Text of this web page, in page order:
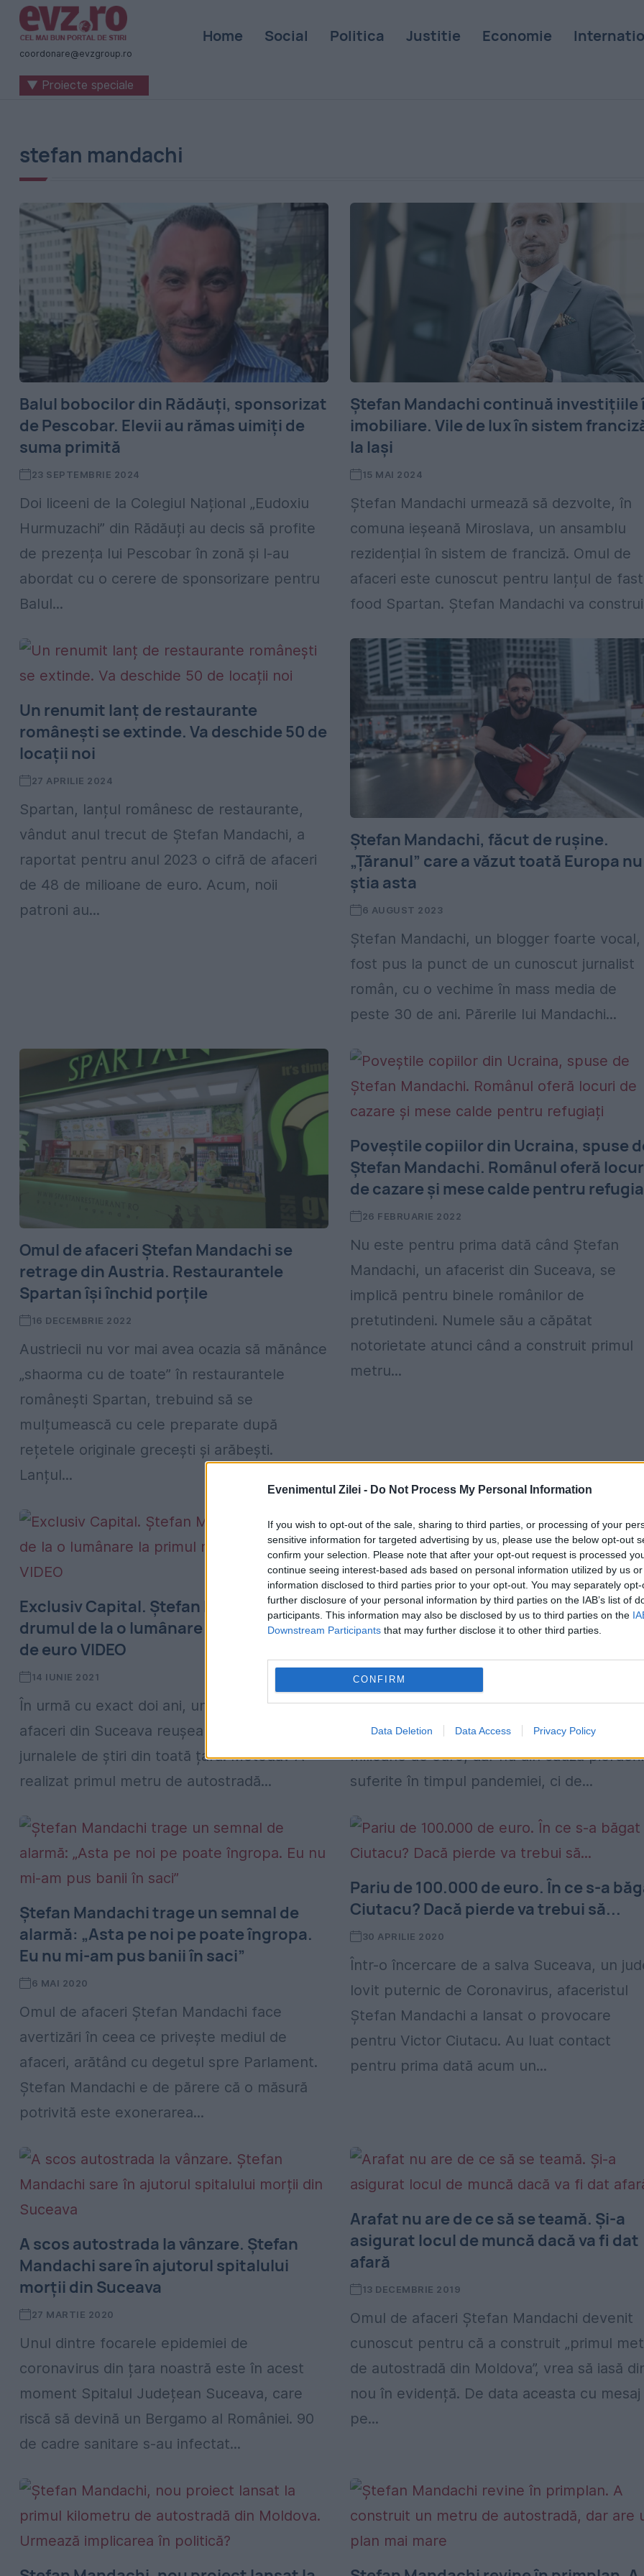
Evenimentul Zilei - Do Not Process My Personal Information
If you wish to opt-out of the sale, sharing to third parties, or processing of your
sensitive information for targeted advertising by us, please use the below opt-out
confirm your selection. Please note that after your opt-out request is processed
continue seeing interest-based ads based on personal information utilized by us
information disclosed to third parties prior to your opt-out. You may separately
further disclosure of your personal information by third parties on the IAB’s list of
participants. This information may also be disclosed by us to third parties on the
Downstream Participants that may further disclose it to other third parties.
CONFIRM
Data Deletion Data Access Privacy Policy
Știri
naționale
internaționale
România
-
Zilei
coordonare@evzgroup.ro
Home Social Politica Justitie Economie
▼ Proiecte speciale
stefan mandachi
Balul bobocilor din Rădăuți, sponsorizat
de Pescobar. Elevii au rămas uimiți de
suma primită
23 SEPTEMBRIE 2024
Doi liceeni de la Colegiul Național „Eudoxiu
Hurmuzachi” din Rădăuți au decis să profite
de prezența lui Pescobar în zonă și l-au
abordat cu o cerere de sponsorizare pentru
Balul...
Ștefan Mandachi continuă investițiile
imobiliare. Vile de lux în sistem
la Iași
15 MAI 2024
Ștefan Mandachi urmează să dezvolte, în
comuna ieșeană Miroslava, un ansamblu
rezidențial în sistem de franciză. Omul de
afaceri este cunoscut pentru lanțul de
food Spartan. Ștefan Mandachi va
Un renumit lanț de restaurante
românești se extinde. Va deschide 50 de
locații noi
27 APRILIE 2024
Spartan, lanțul românesc de restaurante,
vândut anul trecut de Ștefan Mandachi, a
raportat pentru anul 2023 o cifră de afaceri
de 48 de milioane de euro. Acum, noii
patroni au...
Ștefan Mandachi, făcut de rușine.
„Țăranul” care a văzut toată Europa nu
știa asta
6 AUGUST 2023
Ștefan Mandachi, un blogger foarte vocal,
fost pus la punct de un cunoscut jurnalist
român, cu o vechime în mass media de
peste 30 de ani. Părerile lui Mandachi...
Omul de afaceri Ștefan Mandachi se
retrage din Austria. Restaurantele
Spartan își închid porțile
16 DECEMBRIE 2022
Austriecii nu vor mai avea ocazia să mănânce
„shaorma cu de toate” în restaurantele
românești Spartan, trebuind să se
mulțumească cu cele preparate după
rețetele originale grecești și arăbești.
Lanțul...
Poveștile copiilor din Ucraina, spuse
Ștefan Mandachi. Românul oferă
de cazare și mese calde pentru
26 FEBRUARIE 2022
Nu este pentru prima dată când Ștefan
Mandachi, un afacerist din Suceava, se
implică pentru binele românilor de
pretutindeni. Numele său a căpătat
notorietate atunci când a construit primul
metru...
Exclusiv Capital. Ștefan Mandachi,
drumul de la o lumânare la primul milion
de euro VIDEO
14 IUNIE 2021
În urmă cu exact doi ani, un tânăr om de
afaceri din Suceava reușea să ajungă în
jurnalele de știri din toată țara. Metoda? A
realizat primul metru de autostradă...
Despăgubire uriașă cerută de Ștefan
Mandachi. Pentru ce dă în judecată
30 AUGUST 2020
Ștefan Mandachi a dat statul în judecată și
cere o despăgubire uriașă, în valoare de 10
milioane de euro, dar nu din cauza
suferite în timpul pandemiei, ci de...
Ștefan Mandachi trage un semnal de
alarmă: „Asta pe noi pe poate îngropa.
Eu nu mi-am pus banii în saci”
6 MAI 2020
Omul de afaceri Ștefan Mandachi face
avertizări în ceea ce privește mediul de
afaceri, arătând cu degetul spre Parlament.
Ștefan Mandachi e de părere că o măsură
potrivită este exonerarea...
Pariu de 100.000 de euro. În ce s-a
Ciutacu? Dacă pierde va trebui să...
30 APRILIE 2020
Într-o încercare de a salva Suceava, un
lovit puternic de Coronavirus, afaceristul
Ștefan Mandachi a lansat o provocare
pentru Victor Ciutacu. Au luat contact
pentru prima dată acum un...
A scos autostrada la vânzare. Ștefan
Mandachi sare în ajutorul spitalului
morții din Suceava
27 MARTIE 2020
Unul dintre focarele epidemiei de
coronavirus din țara noastră este în acest
moment Spitalul Județean Suceava, care
riscă să devină un Bergamo al României. 90
de cadre sanitare s-au infectat...
Arafat nu are de ce să se teamă. Și-a
asigurat locul de muncă dacă va fi dat
afară
13 DECEMBRIE 2019
Omul de afaceri Ştefan Mandachi devenit
cunoscut pentru că a construit „primul
de autostradă din Moldova”, vrea să iasă
nou în evidență. De data aceasta cu mesaj
pe...